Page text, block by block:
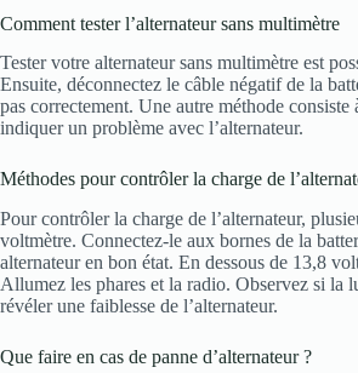
Comment tester l’alternateur sans multimètre
Tester votre alternateur sans multimètre est
Ensuite, déconnectez le câble négatif de la
pas correctement. Une autre méthode
indiquer un problème avec l’alternateur.
Méthodes pour contrôler la charge de
Pour contrôler la charge de l’alternateur,
voltmètre. Connectez-le aux bornes de la
alternateur en bon état. En dessous de 13,8
Allumez les phares et la radio. Observez si la
révéler une faiblesse de l’alternateur.
Que faire en cas de panne d’alternateur ?